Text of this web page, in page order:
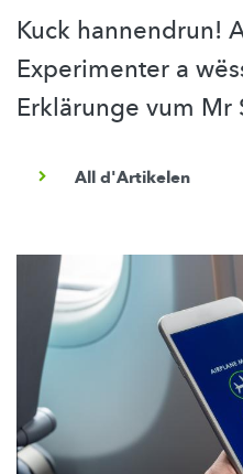
Kuck hannendrun!
Experimenter a
Erklärunge vum Mr
All d'Artikelen